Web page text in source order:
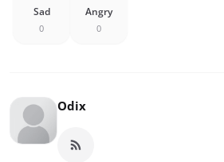
Sad
0
Angry
0
Odix